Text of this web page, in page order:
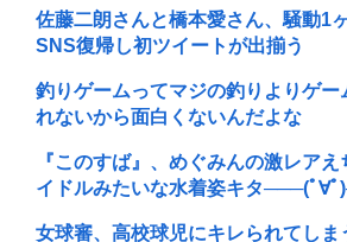
佐藤二朗さんと橋本愛さん、騒動1
SNS復帰し初ツイートが出揃う
釣りゲームってマジの釣りよりゲー
れないから面白くないんだよな
『このすば』、めぐみんの激レア
イドルみたいな水着姿キタ───(ﾟ∀
女球審、高校球児にキレられてしま